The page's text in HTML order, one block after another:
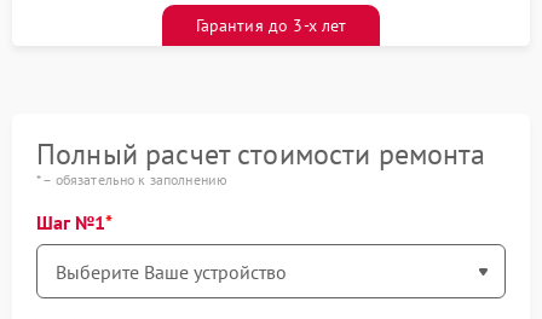
Гарантия до 3-х лет
Полный расчет стоимости ремонта
* – обязательно к заполнению
Шаг №1